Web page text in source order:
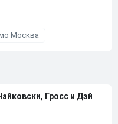
Москва
Гросс и Дэй